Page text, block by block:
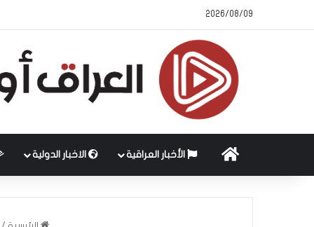
2026/08/09
الرئيسية الأخبار العراقية الاخبار الدولية